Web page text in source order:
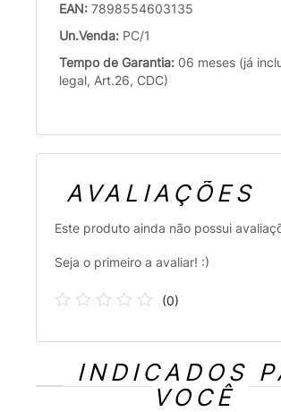
EAN: 7898554603135
Un.Venda: PC/1
Tempo de Garantia: 06 meses (já
legal, Art.26, CDC)
AVALIAÇÕES
Este produto ainda não possui
Seja o primeiro a avaliar! :)
(0)
INDICADOS
VOCÊ